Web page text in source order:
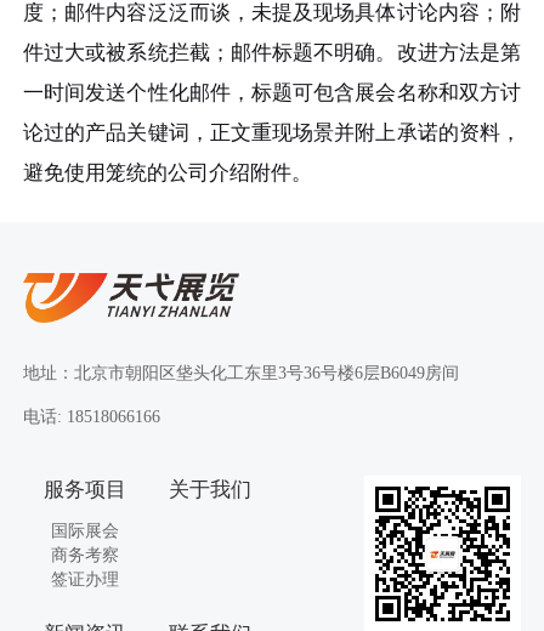
度；邮件内容泛泛而谈，未提及现场具体讨论内容；附
件过大或被系统拦截；邮件标题不明确。改进方法是第
一时间发送个性化邮件，标题可包含展会名称和双方讨
论过的产品关键词，正文重现场景并附上承诺的资料，
避免使用笼统的公司介绍附件。
地址：北京市朝阳区垡头化工东里3号36号楼6层B6049房间
电话: 18518066166
服务项目
国际展会
商务考察
签证办理
关于我们